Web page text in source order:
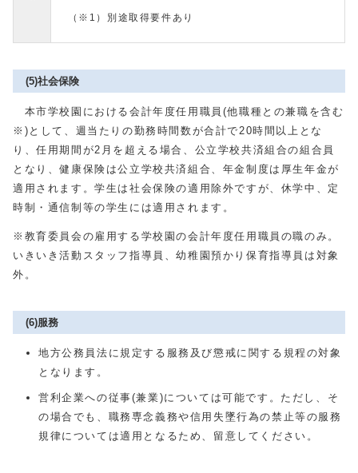
（※1）別途取得要件あり
(5)社会保険
本市学校園における会計年度任用職員(他職種との兼職を含む
※)として、週当たりの勤務時間数が合計で20時間以上とな
り、任用期間が2月を超える場合、公立学校共済組合の組合員
となり、健康保険は公立学校共済組合、年金制度は厚生年金が
適用されます。学生は社会保険の適用除外ですが、休学中、定
時制・通信制等の学生には適用されます。
※教育委員会の雇用する学校園の会計年度任用職員の職のみ。
いきいき活動スタッフ指導員、幼稚園預かり保育指導員は対象
外。
(6)服務
地方公務員法に規定する服務及び懲戒に関する規程の対象
となります。
営利企業への従事(兼業)については可能です。ただし、そ
の場合でも、職務専念義務や信用失墜行為の禁止等の服務
規律については適用となるため、留意してください。